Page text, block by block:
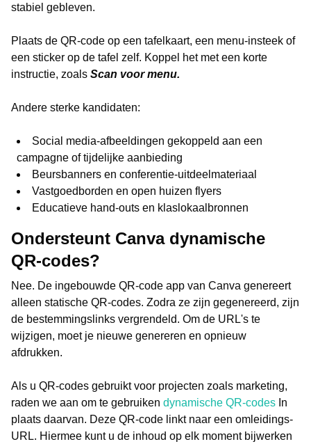
stabiel gebleven.
Plaats de QR-code op een tafelkaart, een menu-insteek of
een sticker op de tafel zelf. Koppel het met een korte
instructie, zoals Scan voor menu.
Andere sterke kandidaten:
Social media-afbeeldingen gekoppeld aan een
campagne of tijdelijke aanbieding
Beursbanners en conferentie-uitdeelmateriaal
Vastgoedborden en open huizen flyers
Educatieve hand-outs en klaslokaalbronnen
Ondersteunt Canva dynamische
QR-codes?
Nee. De ingebouwde QR-code app van Canva genereert
alleen statische QR-codes. Zodra ze zijn gegenereerd, zijn
de bestemmingslinks vergrendeld. Om de URL's te
wijzigen, moet je nieuwe genereren en opnieuw
afdrukken.
Als u QR-codes gebruikt voor projecten zoals marketing,
raden we aan om te gebruiken dynamische QR-codes In
plaats daarvan. Deze QR-code linkt naar een omleidings-
URL. Hiermee kunt u de inhoud op elk moment bijwerken